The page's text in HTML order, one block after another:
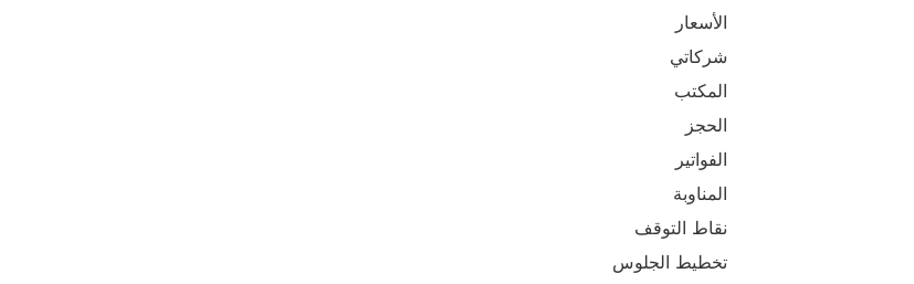
الأسعار
شركاتي
المكتب
الحجز
الفواتير
المناوبة
نقاط التوقف
تخطيط الجلوس